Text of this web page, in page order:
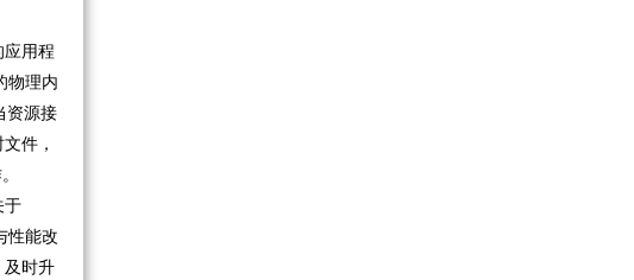
应用程
物理内
资源接
件，
于
性能改
及时升